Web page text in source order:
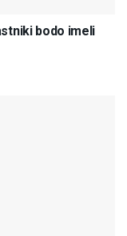
bodo imeli